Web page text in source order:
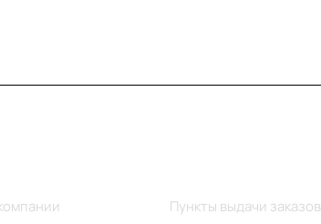
Пункты выдачи заказов